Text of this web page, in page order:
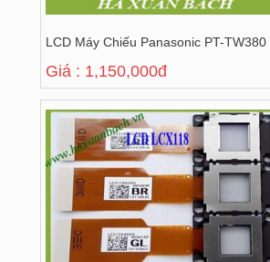
LCD Máy Chiếu Panasonic PT-TW380
Giá : 1,150,000đ